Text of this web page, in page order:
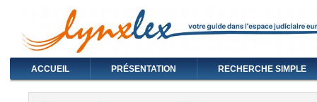
ACCUEIL PRÉSENTATION RECHERCHE SIMPLE